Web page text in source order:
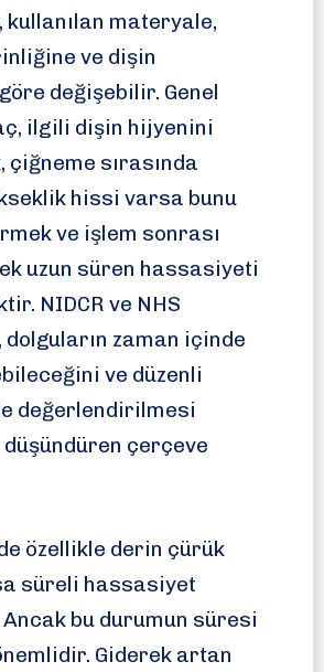
kullanılan materyale,
ve dişin
değişebilir. Genel
ilgili dişin hijyenini
çiğneme sırasında
hissi varsa bunu
ve işlem sonrası
uzun süren hassasiyeti
NIDCR ve NHS
dolguların zaman içinde
ve düzenli
değerlendirilmesi
çerçeve
özellikle derin çürük
süreli hassasiyet
bu durumun süresi
Giderek artan